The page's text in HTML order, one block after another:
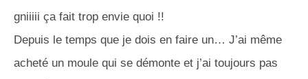
gniiiii ça fait trop envie quoi !!
Depuis le temps que je dois en faire un… J’ai même
acheté un moule qui se démonte et j’ai toujours pas